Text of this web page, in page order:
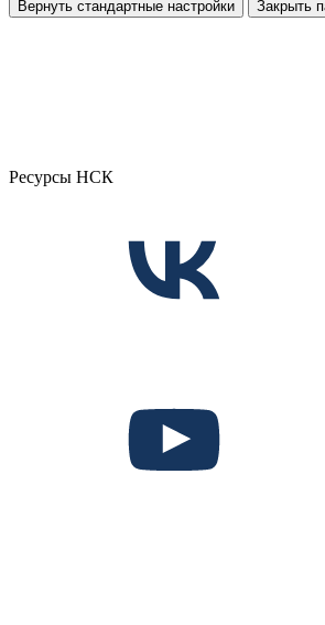
Вернуть стандартные настройки Закрыть
Ресурсы НСК